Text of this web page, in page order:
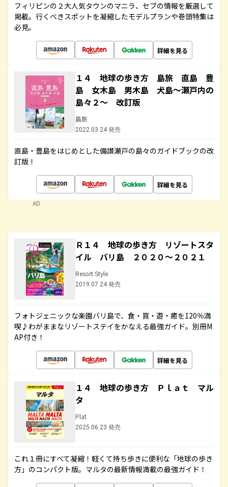
フィリピンの２大人気タウンのマニラ、セブの情報を厳選して
掲載。行くべきスポットを凝縮したモデルプランや巻頭特集は
必見。
詳細を見る
１４ 地球の歩き方 島旅 直島 豊
島 女木島 男木島 犬島～瀬戸内の
島々２～ 改訂版
島旅
2022.03.24 発売
直島・豊島をはじめとした備讃瀬戸の島々のガイドブックの改
訂版！
詳細を見る
AD
Ｒ１４ 地球の歩き方 リゾートスタ
イル バリ島 ２０２０～２０２１
Resort Style
2019.07.24 発売
フォトジェニックな楽園バリ島で、食・買・遊・癒を120％満
喫♪わがままなリゾートステイをかなえる最強ガイド。別冊M
AP付き！
詳細を見る
１４ 地球の歩き方 Ｐｌａｔ マル
タ
Plat
2025.06.23 発売
これ１冊にすべて凝縮！軽くて持ち歩きに便利な「地球の歩き
方」のコンパクト版。マルタの最新情報満載の最強ガイド！